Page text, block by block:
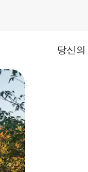
당신